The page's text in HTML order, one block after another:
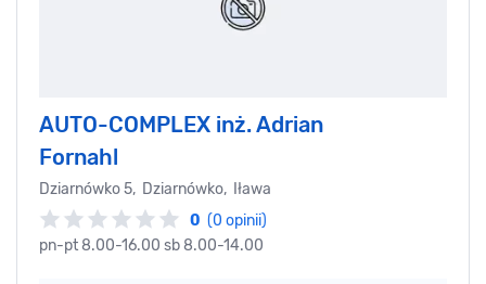
AUTO-COMPLEX inż. Adrian
Fornahl
Dziarnówko 5, Dziarnówko, Iława
0 (0 opinii)
pn-pt 8.00-16.00 sb 8.00-14.00